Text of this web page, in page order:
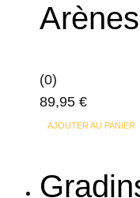
(0)
89,95 €
AJOUTER AU PANIER